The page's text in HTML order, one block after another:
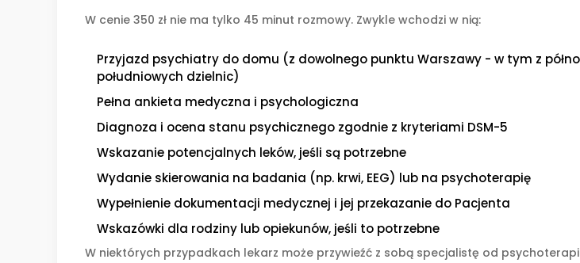
W cenie 350 zł nie ma tylko 45 minut rozmowy. Zwykle wchodzi w nią:
Przyjazd psychiatry do domu (z dowolnego punktu Warszawy - w tym z
południowych dzielnic)
Pełna ankieta medyczna i psychologiczna
Diagnoza i ocena stanu psychicznego zgodnie z kryteriami DSM-5
Wskazanie potencjalnych leków, jeśli są potrzebne
Wydanie skierowania na badania (np. krwi, EEG) lub na psychoterapię
Wypełnienie dokumentacji medycznej i jej przekazanie do Pacjenta
Wskazówki dla rodziny lub opiekunów, jeśli to potrzebne
W niektórych przypadkach lekarz może przywieźć z sobą specjalistę od